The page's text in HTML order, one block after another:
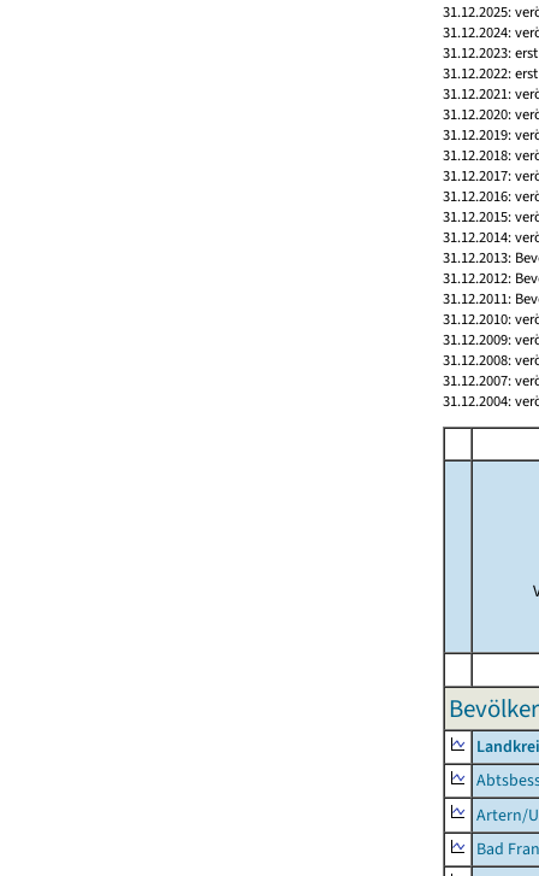
31.12.2025:
31.12.2024:
31.12.2023:
31.12.2022:
31.12.2021:
31.12.2020:
31.12.2019:
31.12.2018:
31.12.2017:
31.12.2016:
31.12.2015:
31.12.2014:
31.12.2013:
31.12.2012:
31.12.2011:
31.12.2010:
31.12.2009:
31.12.2008:
31.12.2007:
31.12.2004:
Artern/
Bad